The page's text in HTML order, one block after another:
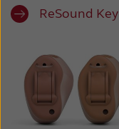
ReSound Key